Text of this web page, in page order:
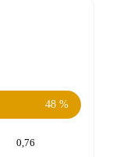
48 %
0,76